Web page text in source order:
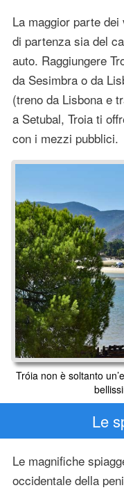
La maggior parte
di partenza sia del
auto. Raggiungere
da Sesimbra o da
(treno da Lisbona e
a Setubal, Troia ti
con i mezzi pubblici.
Tróia non è soltanto
Le
Le magnifiche
occidentale della